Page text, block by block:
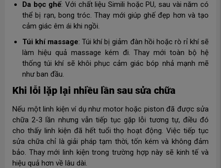
Da bọc ghế: Với chất liệu Simili hoặc PU, sau vài năm có
thể bị rạn, bong tróc. Thay mới giúp ghế đẹp hơn và tạo
cảm giác êm ái khi ngồi.
Túi khí massage: Túi khí bị giảm đàn hồi hoặc rò rỉ khí sẽ
làm hiệu quả massage kém đi. Thay mới toàn bộ hệ
thống túi khí sẽ khôi phục cảm giác bóp nhả mạnh mẽ
như ban đầu.
Khi lỗi lặp lại nhiều lần sau sửa chữa
Nếu một linh kiện ví dụ như motor hoặc piston đã được sửa
chữa 2-3 lần nhưng vẫn tiếp tục gặp lỗi tương tự, điều đó
cho thấy linh kiện đã hết tuổi thọ hoạt động. Việc tiếp tục
sửa chữa chỉ là giải pháp tạm thời, tốn kém và không đảm
bảo. Thay mới linh kiện trong trường hợp này sẽ kinh tế và
hiệu quả hơn về lâu dài.